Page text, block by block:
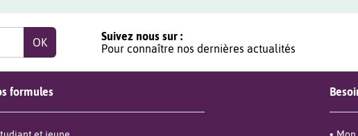
Suivez nous sur :
Pour connaître nos dernières actualités
formules